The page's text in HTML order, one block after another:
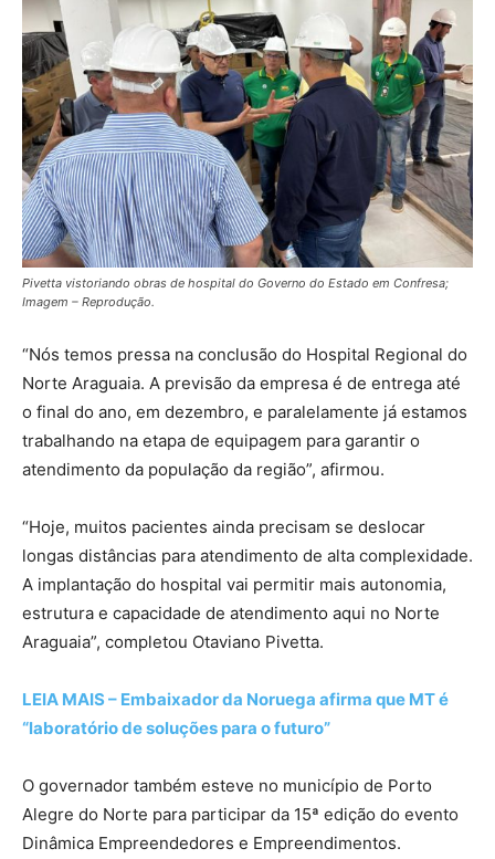
Pivetta vistoriando obras de hospital do Governo do Estado em Confresa;
Imagem – Reprodução.
“Nós temos pressa na conclusão do Hospital Regional do
Norte Araguaia. A previsão da empresa é de entrega até
o final do ano, em dezembro, e paralelamente já estamos
trabalhando na etapa de equipagem para garantir o
atendimento da população da região”, afirmou.
“Hoje, muitos pacientes ainda precisam se deslocar
longas distâncias para atendimento de alta complexidade.
A implantação do hospital vai permitir mais autonomia,
estrutura e capacidade de atendimento aqui no Norte
Araguaia”, completou Otaviano Pivetta.
LEIA MAIS – Embaixador da Noruega afirma que MT é
“laboratório de soluções para o futuro”
O governador também esteve no município de Porto
Alegre do Norte para participar da 15ª edição do evento
Dinâmica Empreendedores e Empreendimentos.